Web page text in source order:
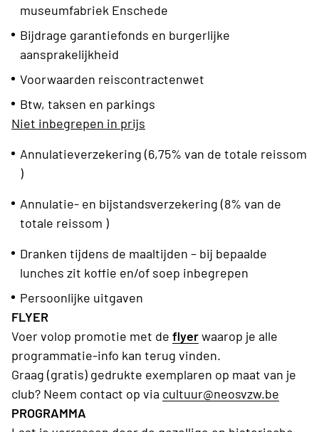
museumfabriek Enschede
Bijdrage garantiefonds en burgerlijke
aansprakelijkheid
Voorwaarden reiscontractenwet
Btw, taksen en parkings
Niet inbegrepen in prijs
Annulatieverzekering (6,75% van de totale reissom
)
Annulatie- en bijstandsverzekering (8% van de
totale reissom )
Dranken tijdens de maaltijden – bij bepaalde
lunches zit koffie en/of soep inbegrepen
Persoonlijke uitgaven
FLYER
Voer volop promotie met de flyerwaarop je alle
programmatie-info kan terug vinden.
Graag (gratis) gedrukte exemplaren op maat van je
club? Neem contact op via cultuur@neosvzw.be
PROGRAMMA